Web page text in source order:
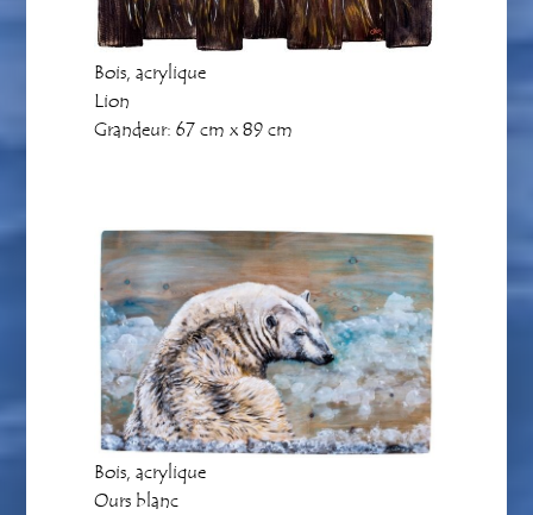
Bois, acrylique
Lion
Grandeur: 67 cm x 89 cm
Bois, acrylique
Ours blanc